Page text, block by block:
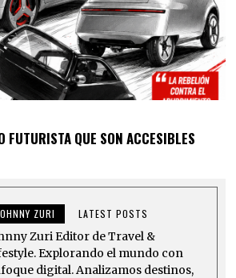
FUTURISTA QUE SON ACCESIBLES
ZURI LATEST POSTS
Zuri Editor de Travel &
Explorando el mundo con
digital. Analizamos destinos,